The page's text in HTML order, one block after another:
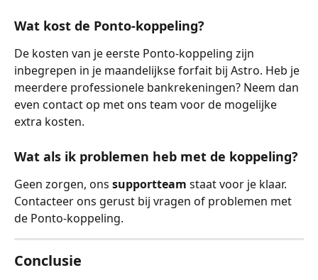
Wat kost de Ponto-koppeling?
De kosten van je eerste Ponto-koppeling zijn
inbegrepen in je maandelijkse forfait bij Astro. Heb je
meerdere professionele bankrekeningen? Neem dan
even contact op met ons team voor de mogelijke
extra kosten.
Wat als ik problemen heb met de koppeling?
Geen zorgen, ons supportteam staat voor je klaar.
Contacteer ons gerust bij vragen of problemen met
de Ponto-koppeling.
Conclusie